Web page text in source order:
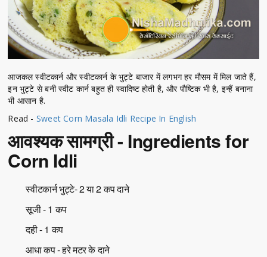
आजकल स्वीटकार्न और स्वीटकार्न के भुट्टे बाजार में लगभग हर मौसम में मिल जाते हैं,
इन भुट्टे से बनी स्वीट कार्न बहुत ही स्वादिष्ट होती है, और पौष्टिक भी है, इन्हैं बनाना
भी आसान है.
Read - Sweet Corn Masala Idli Recipe In English
आवश्यक सामग्री - Ingredients for
Corn Idli
स्वीटकार्न भुट्टे- 2 या 2 कप दाने
सूजी - 1 कप
दही - 1 कप
आधा कप - हरे मटर के दाने